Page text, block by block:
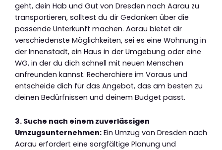
geht, dein Hab und Gut von Dresden nach Aarau zu
transportieren, solltest du dir Gedanken über die
passende Unterkunft machen. Aarau bietet dir
verschiedenste Möglichkeiten, sei es eine Wohnung in
der Innenstadt, ein Haus in der Umgebung oder eine
WG, in der du dich schnell mit neuen Menschen
anfreunden kannst. Recherchiere im Voraus und
entscheide dich für das Angebot, das am besten zu
deinen Bedürfnissen und deinem Budget passt.
3. Suche nach einem zuverlässigen
Umzugsunternehmen: Ein Umzug von Dresden nach
Aarau erfordert eine sorgfältige Planung und